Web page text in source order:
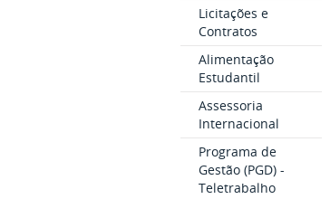
Licitações e
Contratos
Alimentação
Estudantil
Assessoria
Internacional
Programa de
Gestão (PGD) -
Teletrabalho